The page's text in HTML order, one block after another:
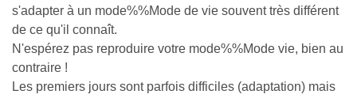
s'adapter à un mode%%Mode de vie souvent très différent
de ce qu'il connaît.
N'espérez pas reproduire votre mode%%Mode vie, bien au
contraire !
Les premiers jours sont parfois difficiles (adaptation) mais